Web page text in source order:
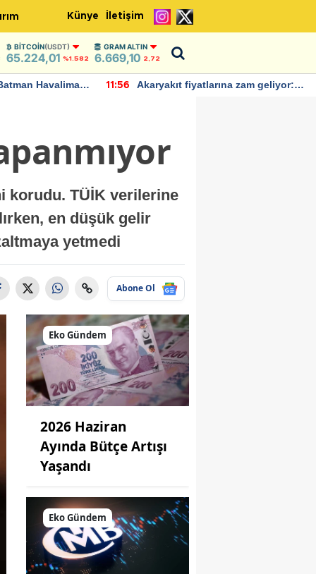
Künye İletişim
BITCOIN(USDT)
65.224,01 %1.582
GRAM ALTIN
6.669,10 2,72
Havalimanı
11:56
Akaryakıt fiyatlarına zam geliyor:
korudu. TÜİK verilerine
en düşük gelir
yetmedi
Abone Ol
Eko Gündem
2026 Haziran
Ayında Bütçe Artışı
Yaşandı
Eko Gündem